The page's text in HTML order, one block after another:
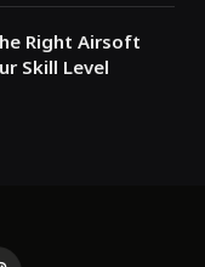
Right Airsoft
Skill Level